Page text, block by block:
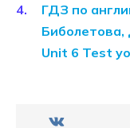
ГДЗ по
Биболетова,
Unit 6 Test